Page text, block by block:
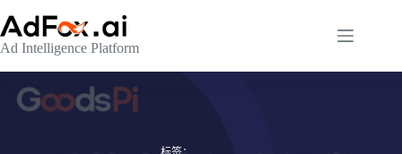
至
内
容
Ad Intelligence Platform